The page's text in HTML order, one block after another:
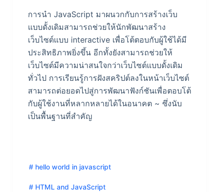
การนำ JavaScript มาผนวกกับการสร้างเว็บ
แบบดั้งเดิมสามารถช่วยให้นักพัฒนาสร้าง
เว็บไซต์แบบ interactive เพื่อโต้ตอบกับผู้ใช้ได้มี
ประสิทธิภาพยิ่งขึ้น อีกทั้งยังสามารถช่วยให้
เว็บไซต์มีความน่าสนใจกว่าเว็บไซต์แบบดั้งเดิม
ทั่วไป การเรียนรู้การฝังสคริปต์ลงในหน้าเว็บไซต์
สามารถต่อยอดไปสู่การพัฒนาฟังก์ชันเพื่อตอบโต้
กับผู้ใช้งานที่หลากหลายได้ในอนาคต ~ ซึ่งนับ
เป็นพื้นฐานที่สำคัญ
# hello world in javascript
# HTML and JavaScript